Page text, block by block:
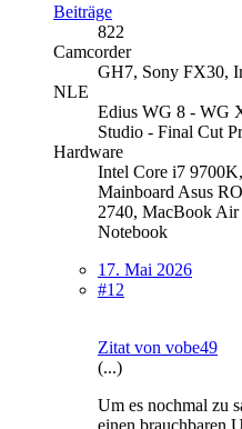
Beiträge
822
Camcorder
GH7, Sony FX30,
NLE
Edius WG 8 - WG
Studio - Final Cut
Hardware
Intel Core i7
Mainboard Asus
2740, MacBook
Notebook
17. Mai 2026
#12
Zitat von vobe49
(...)
Um es nochmal zu
einen brauchbaren